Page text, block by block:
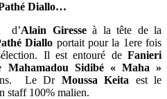
Diallo…
d’Alain Giresseà la tête de la
Diallo portait pour la 1ere fois
Il est entouré de Fanieri
Mahamadou Sidibé « Maha »
Le Dr Moussa Keita est le
staff 100% malien.